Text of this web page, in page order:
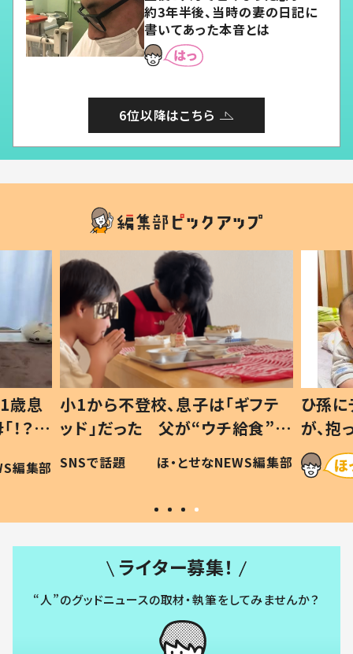
約3年半後、当時の妻の日記に
書いてあった本音とは
6位以降はこちら
歳息
？」
編集部
小1から不登校、息子は「ギフテ
ッド」だった 父が“ウチ給食”を
作り続ける理由とは #令和の親
#令和の子
SNSで話題 ほ・とせなNEWS編集部
ひ孫
が、
「涙が
い」
ライター募集！
“人”のグッドニュースの取材・執筆をしてみませんか？